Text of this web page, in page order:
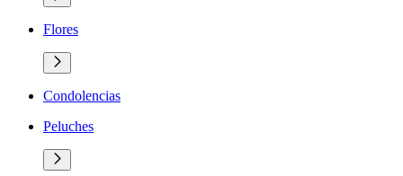
Flores
Condolencias
Peluches